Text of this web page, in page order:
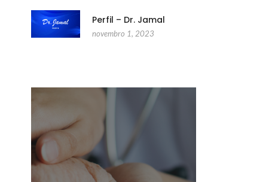
Perfil – Dr. Jamal
novembro 1, 2023